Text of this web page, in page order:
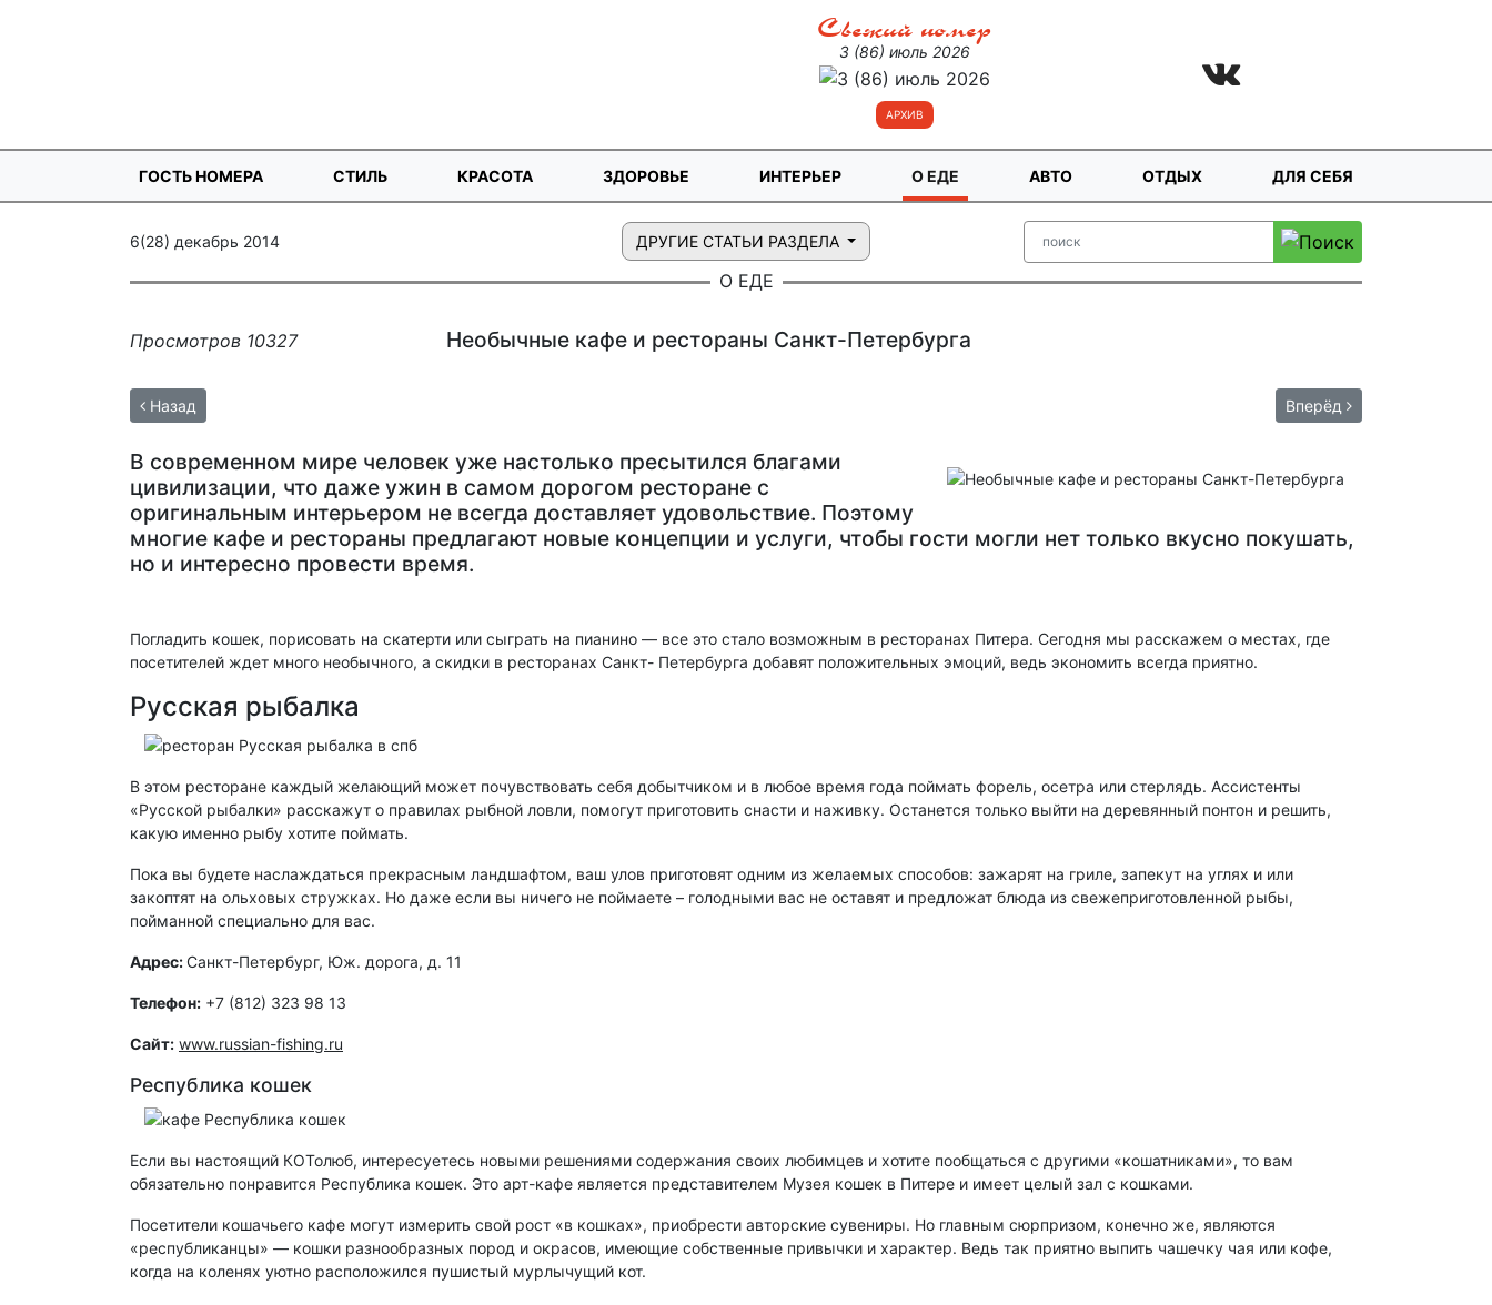
Свежий номер
3 (86) июль 2026
АРХИВ
ГОСТЬ НОМЕРА СТИЛЬ КРАСОТА ЗДОРОВЬЕ ИНТЕРЬЕР О ЕДЕ АВТО ОТДЫХ ДЛЯ СЕБЯ
6(28) декабрь 2014 ДРУГИЕ СТАТЬИ РАЗДЕЛА
О ЕДЕ
Просмотров 10327 Необычные кафе и рестораны Санкт-Петербурга
Назад Вперёд
В современном мире человек уже настолько пресытился благами
цивилизации, что даже ужин в самом дорогом ресторане с
оригинальным интерьером не всегда доставляет удовольствие. Поэтому
многие кафе и рестораны предлагают новые концепции и услуги, чтобы гости могли нет только вкусно покушать,
но и интересно провести время.
Погладить кошек, порисовать на скатерти или сыграть на пианино — все это стало возможным в ресторанах Питера. Сегодня мы расскажем о местах, где
посетителей ждет много необычного, а скидки в ресторанах Санкт- Петербурга добавят положительных эмоций, ведь экономить всегда приятно.
Русская рыбалка
В этом ресторане каждый желающий может почувствовать себя добытчиком и в любое время года поймать форель, осетра или стерлядь. Ассистенты
«Русской рыбалки» расскажут о правилах рыбной ловли, помогут приготовить снасти и наживку. Останется только выйти на деревянный понтон и решить,
какую именно рыбу хотите поймать.
Пока вы будете наслаждаться прекрасным ландшафтом, ваш улов приготовят одним из желаемых способов: зажарят на гриле, запекут на углях и или
закоптят на ольховых стружках. Но даже если вы ничего не поймаете – голодными вас не оставят и предложат блюда из свежеприготовленной рыбы,
пойманной специально для вас.
Адрес:Санкт-Петербург, Юж. дорога, д. 11
Телефон: +7 (812) 323 98 13
Сайт: www.russian-fishing.ru
Республика кошек
Если вы настоящий КОТолюб, интересуетесь новыми решениями содержания своих любимцев и хотите пообщаться с другими «кошатниками», то вам
обязательно понравится Республика кошек. Это арт-кафе является представителем Музея кошек в Питере и имеет целый зал с кошками.
Посетители кошачьего кафе могут измерить свой рост «в кошках», приобрести авторские сувениры. Но главным сюрпризом, конечно же, являются
«республиканцы» — кошки разнообразных пород и окрасов, имеющие собственные привычки и характер. Ведь так приятно выпить чашечку чая или кофе,
когда на коленях уютно расположился пушистый мурлычущий кот.